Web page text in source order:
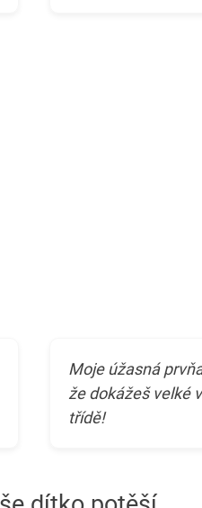
Moje úžasná
že dokážeš velké
třídě!